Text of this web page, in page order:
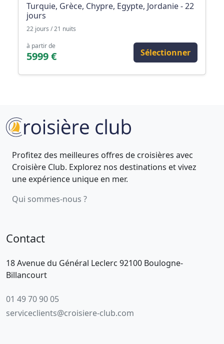
Turquie, Grèce, Chypre, Egypte, Jordanie - 22
jours
22 jours / 21 nuits
à partir de
5999 € Sélectionner
Profitez des meilleures offres de croisières avec
Croisière Club. Explorez nos destinations et vivez
une expérience unique en mer.
Qui sommes-nous ?
Contact
18 Avenue du Général Leclerc 92100 Boulogne-
Billancourt
01 49 70 90 05
serviceclients@croisiere-club.com